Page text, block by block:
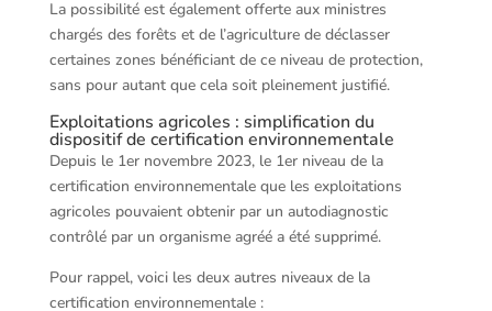
La possibilité est également offerte aux ministres
chargés des forêts et de l’agriculture de déclasser
certaines zones bénéficiant de ce niveau de protection,
sans pour autant que cela soit pleinement justifié.
Exploitations agricoles : simplification du
dispositif de certification environnementale
Depuis le 1er novembre 2023, le 1er niveau de la
certification environnementale que les exploitations
agricoles pouvaient obtenir par un autodiagnostic
contrôlé par un organisme agréé a été supprimé.
Pour rappel, voici les deux autres niveaux de la
certification environnementale :